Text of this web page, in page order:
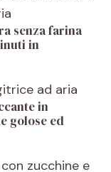
senza farina
in
in
golose ed